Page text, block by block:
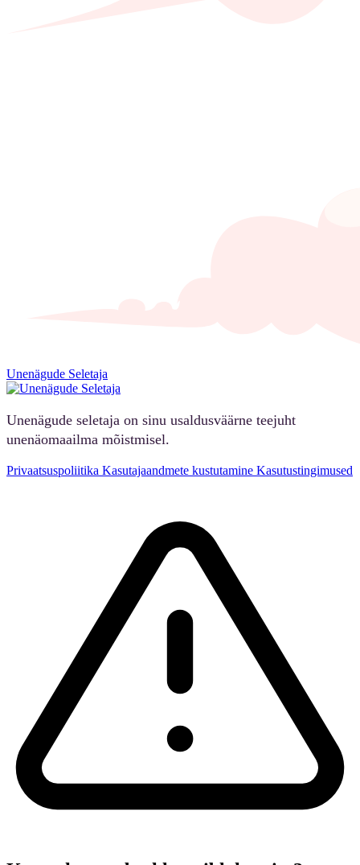
Unenägude Seletaja
Unenägude seletaja on sinu usaldusväärne teejuht
unenäomaailma mõistmisel.
Privaatsuspoliitika Kasutajaandmete kustutamine Kasutustingimused